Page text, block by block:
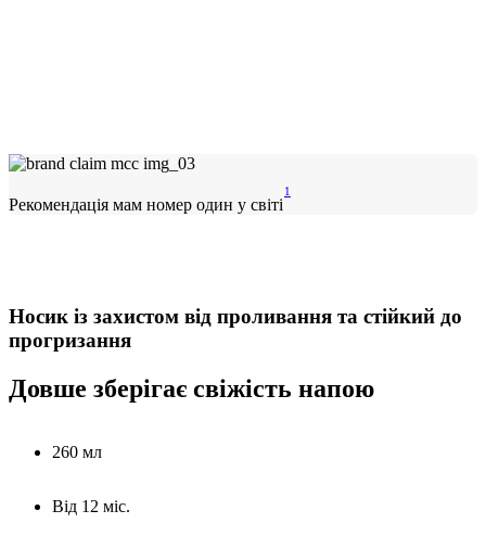
Рекомендація мам номер один у світі
1
Носик із захистом від проливання та стійкий до
прогризання
Довше зберігає свіжість напою
260 мл
Від 12 міс.